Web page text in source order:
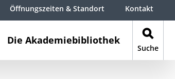
Die Akademiebibliothek
Suche
Öffnungszeiten & Standort Kontakt